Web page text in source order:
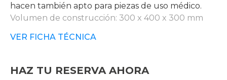
hacen también apto para piezas de uso médico.
Volumen de construcción: 300 x 400 x 300 mm
VER FICHA TÉCNICA
HAZ TU RESERVA AHORA